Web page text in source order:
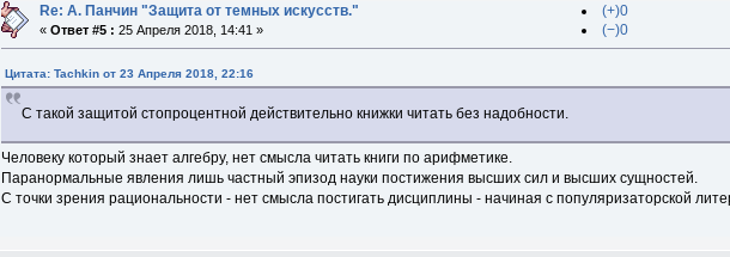
Re: А. Панчин "Защита от темных искусств."
«Ответ #5 : 25 Апреля 2018, 14:41 »
(+)0
(−)0
Цитата: Tachkin от 23 Апреля 2018, 22:16
С такой защитой стопроцентной действительно книжки читать без надобности.
Человеку который знает алгебру, нет смысла читать книги по арифметике.
Паранормальные явления лишь частный эпизод науки постижения высших сил и высших сущностей.
С точки зрения рациональности - нет смысла постигать дисциплины - начиная с популяризаторской